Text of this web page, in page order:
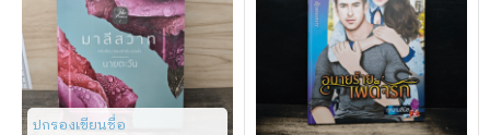
ปกรองเขียนชื่อ